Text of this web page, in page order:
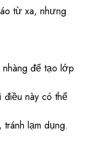
từ xa, nhưng
để tạo lớp
điều này có thể
lạm dụng.